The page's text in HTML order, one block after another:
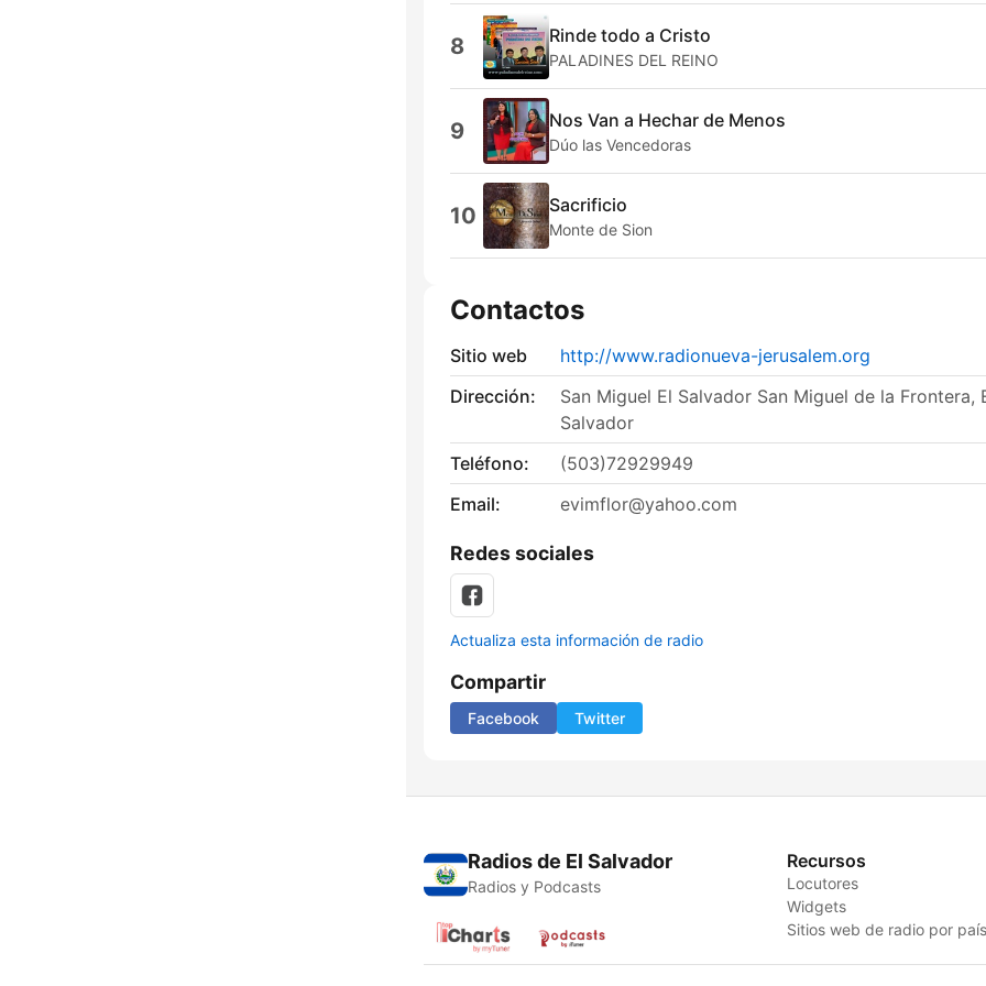
8 Rinde todo a Cristo
PALADINES DEL REINO
9 Nos Van a Hechar de Menos
Dúo las Vencedoras
10 Sacrificio
Monte de Sion
Contactos
Sitio web
http://www.radionueva-jerusalem.org
Dirección:
San Miguel El Salvador San Miguel de la Frontera,
Salvador
Teléfono:
(503)72929949
Email:
evimflor@yahoo.com
Redes sociales
Actualiza esta información de radio
Compartir
Facebook Twitter
Radios de El Salvador
Radios y Podcasts
Recursos
Locutores
Widgets
Sitios web de radio por